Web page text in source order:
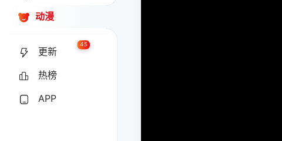
动漫
更新
45
热榜
APP